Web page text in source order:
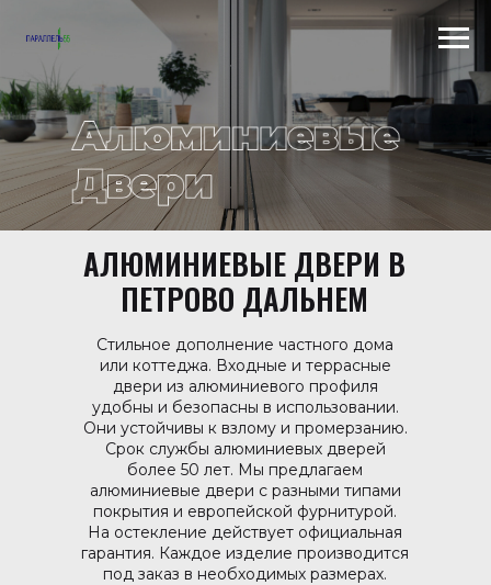
Scroll to top →
АЛЮМИНИЕВЫЕ ДВЕРИ В
ПЕТРОВО ДАЛЬНЕМ
Стильное дополнение частного дома
или коттеджа. Входные и террасные
двери из алюминиевого профиля
удобны и безопасны в использовании.
Они устойчивы к взлому и промерзанию.
Срок службы алюминиевых дверей
более 50 лет. Мы предлагаем
алюминиевые двери с разными типами
покрытия и европейской фурнитурой.
На остекление действует официальная
гарантия. Каждое изделие производится
под заказ в необходимых размерах.